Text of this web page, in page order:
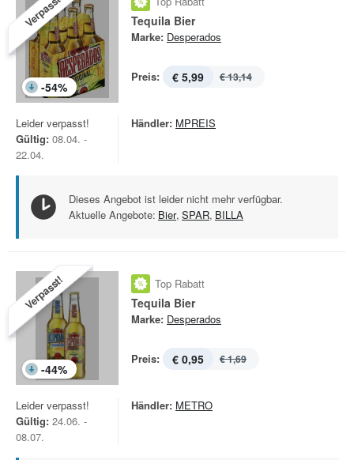
Verpasst!
-54%
Tequila Bier
Marke: Desperados
Preis: € 5,99 € 13,14
Leider verpasst!
Gültig: 08.04. -
22.04.
Händler: MPREIS
Dieses Angebot ist leider nicht mehr verfügbar.
Aktuelle Angebote: Bier, SPAR, BILLA
Verpasst!
-44%
Top Rabatt
Tequila Bier
Marke: Desperados
Preis: € 0,95 € 1,69
Leider verpasst!
Gültig: 24.06. -
08.07.
Händler: METRO